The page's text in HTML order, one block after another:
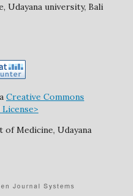
Udayana university, Bali
Creative Commons
Medicine, Udayana